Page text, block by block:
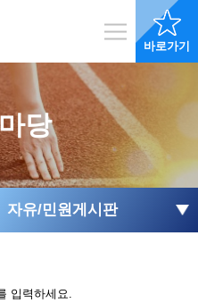
바로가기
당
자유/민원게시판
입력하세요.